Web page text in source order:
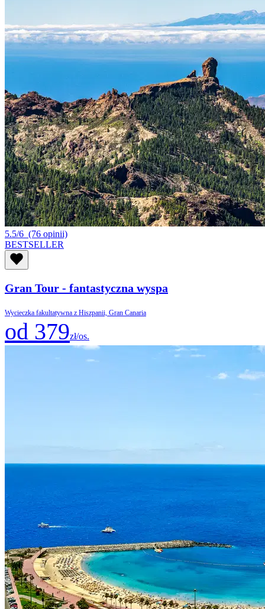
5.5/6 (76 opinii)
BESTSELLER
Gran Tour - fantastyczna wyspa
Wycieczka fakultatywna z Hiszpanii, Gran Canaria
od 379zł/os.